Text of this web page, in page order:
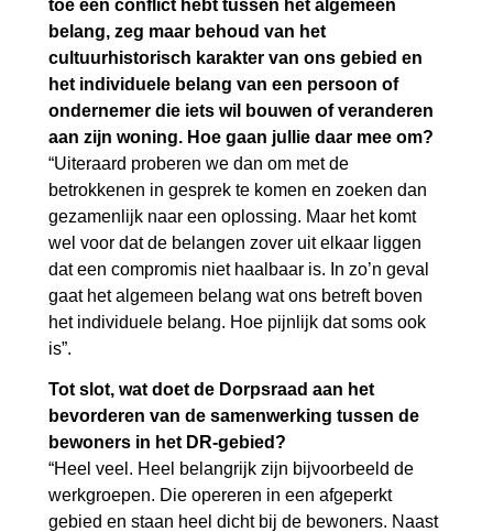
toe een conflict hebt tussen het algemeen
belang, zeg maar behoud van het
cultuurhistorisch karakter van ons gebied en
het individuele belang van een persoon of
ondernemer die iets wil bouwen of veranderen
aan zijn woning. Hoe gaan jullie daar mee om?
“Uiteraard proberen we dan om met de
betrokkenen in gesprek te komen en zoeken dan
gezamenlijk naar een oplossing. Maar het komt
wel voor dat de belangen zover uit elkaar liggen
dat een compromis niet haalbaar is. In zo’n geval
gaat het algemeen belang wat ons betreft boven
het individuele belang. Hoe pijnlijk dat soms ook
is”.
Tot slot, wat doet de Dorpsraad aan het
bevorderen van de samenwerking tussen de
bewoners in het DR-gebied?
“Heel veel. Heel belangrijk zijn bijvoorbeeld de
werkgroepen. Die opereren in een afgeperkt
gebied en staan heel dicht bij de bewoners. Naast